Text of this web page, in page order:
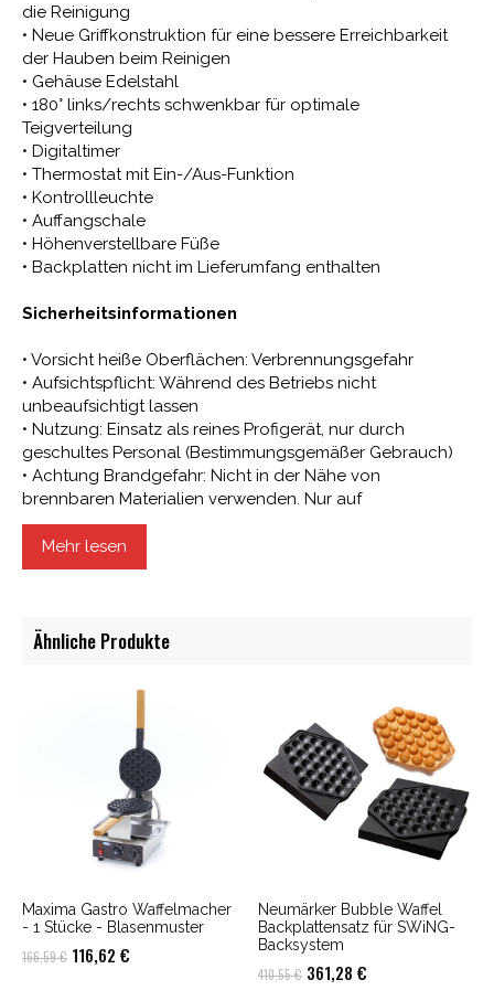
die Reinigung
• Neue Griffkonstruktion für eine bessere Erreichbarkeit
der Hauben beim Reinigen
• Gehäuse Edelstahl
• 180° links/rechts schwenkbar für optimale
Teigverteilung
• Digitaltimer
• Thermostat mit Ein-/Aus-Funktion
• Kontrollleuchte
• Auffangschale
• Höhenverstellbare Füße
• Backplatten nicht im Lieferumfang enthalten
Sicherheitsinformationen
• Vorsicht heiße Oberflächen: Verbrennungsgefahr
• Aufsichtspflicht: Während des Betriebs nicht
unbeaufsichtigt lassen
• Nutzung: Einsatz als reines Profigerät, nur durch
geschultes Personal (Bestimmungsgemäßer Gebrauch)
• Achtung Brandgefahr: Nicht in der Nähe von
brennbaren Materialien verwenden. Nur auf
hitzebeständigem Untergrund
• Achtung: Quetschgefahr
• Achtung: elektrischer Schlag
Mehr lesen
Ähnliche Produkte
Maxima Gastro Waffelmacher
- 1 Stücke - Blasenmuster
166,59€ Ursprünglicher
116,62 €
Neumärker Bubble Waffel
Backplattensatz für SWiNG-
Backsystem
410,55€ Ursprünglicher
361,28 €